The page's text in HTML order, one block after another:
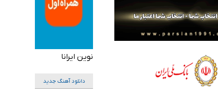
نوین ایرانا
دانلود آهنگ جدید